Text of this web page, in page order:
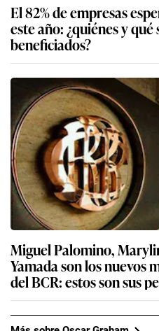
El 82% de empresas
este año: ¿quiénes y
beneficiados?
Miguel Palomino,
Yamada son los
del BCR: estos son sus